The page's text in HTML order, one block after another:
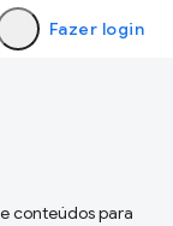
Fazer login
conteúdos para